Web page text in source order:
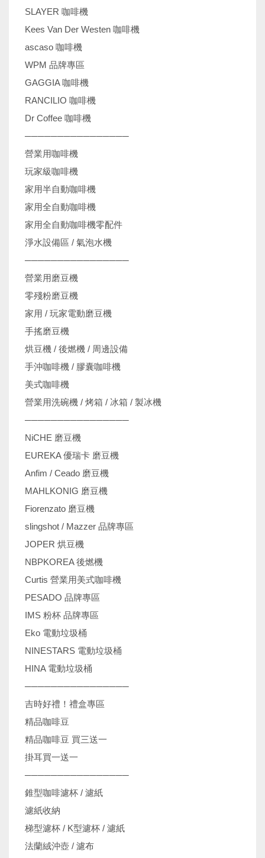
SLAYER 咖啡機
Kees Van Der Westen 咖啡機
ascaso 咖啡機
WPM 品牌專區
GAGGIA 咖啡機
RANCILIO 咖啡機
Dr Coffee 咖啡機
────────────────
營業用咖啡機
玩家級咖啡機
家用半自動咖啡機
家用全自動咖啡機
家用全自動咖啡機零配件
淨水設備區 / 氣泡水機
────────────────
營業用磨豆機
零殘粉磨豆機
家用 / 玩家電動磨豆機
手搖磨豆機
烘豆機 / 後燃機 / 周邊設備
手沖咖啡機 / 膠囊咖啡機
美式咖啡機
營業用洗碗機 / 烤箱 / 冰箱 / 製冰機
────────────────
NiCHE 磨豆機
EUREKA 優瑞卡 磨豆機
Anfim / Ceado 磨豆機
MAHLKONIG 磨豆機
Fiorenzato 磨豆機
slingshot / Mazzer 品牌專區
JOPER 烘豆機
NBPKOREA 後燃機
Curtis 營業用美式咖啡機
PESADO 品牌專區
IMS 粉杯 品牌專區
Eko 電動垃圾桶
NINESTARS 電動垃圾桶
HINA 電動垃圾桶
────────────────
吉時好禮！禮盒專區
精品咖啡豆
精品咖啡豆 買三送一
掛耳買一送一
────────────────
錐型咖啡濾杯 / 濾紙
濾紙收納
梯型濾杯 / K型濾杯 / 濾紙
法蘭絨沖壺 / 濾布